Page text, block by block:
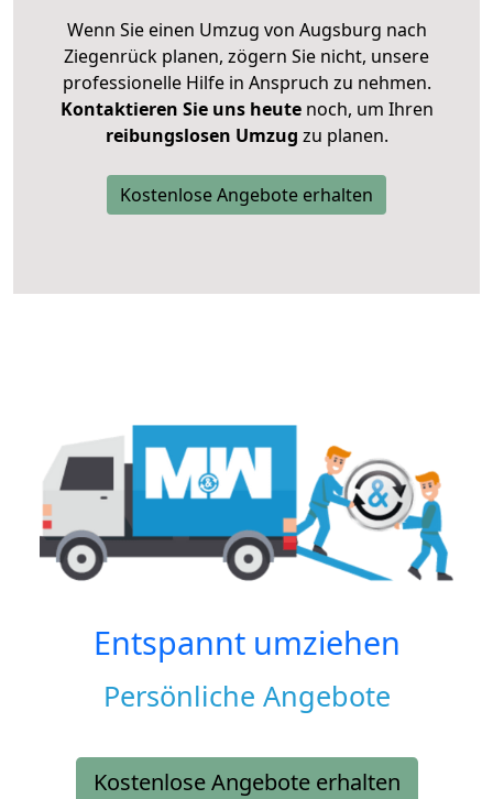
Wenn Sie einen Umzug von Augsburg nach
Ziegenrück planen, zögern Sie nicht, unsere
professionelle Hilfe in Anspruch zu nehmen.
Kontaktieren Sie uns heutenoch, um Ihren
reibungslosen Umzug zu planen.
Kostenlose Angebote erhalten
Entspannt umziehen
Persönliche Angebote
Kostenlose Angebote erhalten